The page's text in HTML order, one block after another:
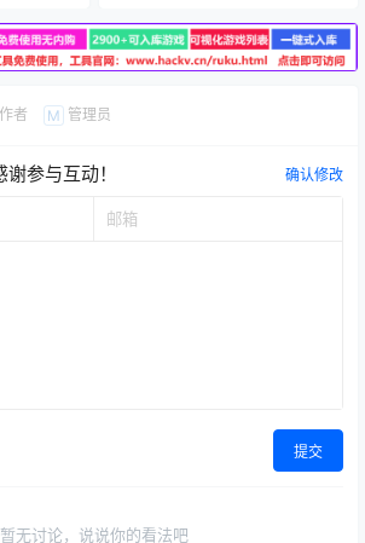
者 M 管理员
参与互动！ 确认修改
提交
暂无讨论，说说你的看法吧